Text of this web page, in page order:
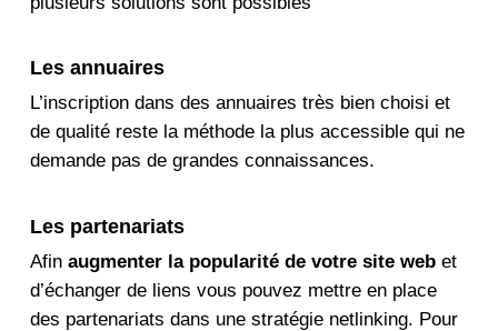
Les annuaires
L’inscription dans des annuaires très bien choisi et
de qualité reste la méthode la plus accessible qui ne
demande pas de grandes connaissances.
Les partenariats
Afin augmenter la popularité de votre site webet
d’échanger de liens vous pouvez mettre en place
des partenariats dans une stratégie netlinking. Pour